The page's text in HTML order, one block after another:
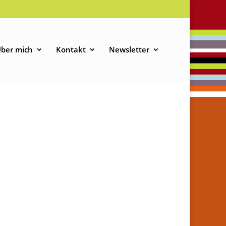
mich Kontakt Newsletter